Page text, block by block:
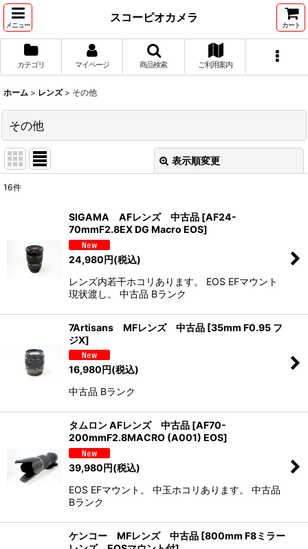
メニュー
スコーピオカメラ
カート
カテゴリ マイページ 商品検索 ご利用案内
ホーム > レンズ > その他
その他
表示順変更
16件
SIGAMA AFレンズ 中古品 [AF24-
70mmF2.8EX DG Macro EOS]
24,980円(税込)
レンズ内若干ホコリあります。 EOS EFマウント
現状渡し。 中古品 Bランク
7Artisans MFレンズ 中古品 [35mm F0.95 フ
ジX]
16,980円(税込)
中古品 Bランク
タムロン AFレンズ 中古品 [AF70-
200mmF2.8MACRO (A001) EOS]
39,980円(税込)
EOS EFマウント。 中玉ホコリあります。 中古品
Bランク
ケンコー MFレンズ 中古品 [800mm F8ミラー